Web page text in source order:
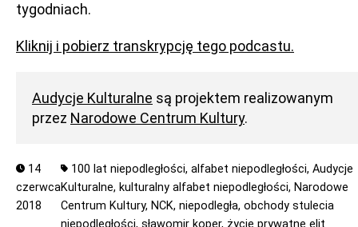
tygodniach.
Kliknij i pobierz transkrypcję tego podcastu.
Audycje Kulturalne są projektem realizowanym
przez Narodowe Centrum Kultury.
14
czerwca
2018
100 lat niepodległości,alfabet niepodległości,Audycje
Kulturalne, kulturalny alfabet niepodległości, Narodowe
Centrum Kultury, NCK, niepodległa, obchody stulecia